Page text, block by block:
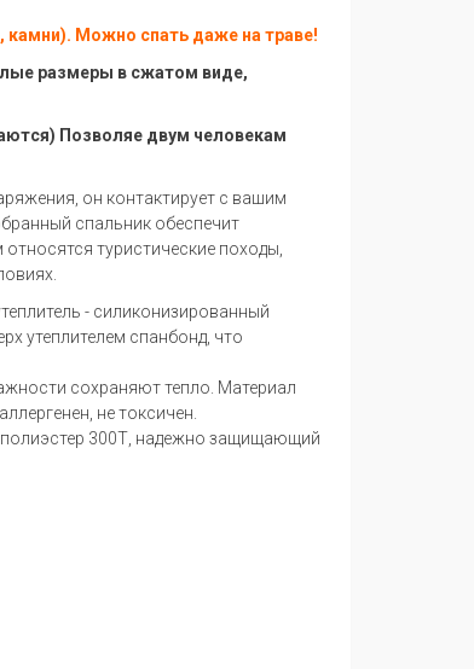
Можно спать даже на траве!
размеры в сжатом виде,
Позволяе двум человекам
он контактирует с вашим
спальник обеспечит
туристические походы,
- силиконизированный
утеплителем спанбонд, что
сохраняют тепло. Материал
не токсичен.
300Т, надежно защищающий